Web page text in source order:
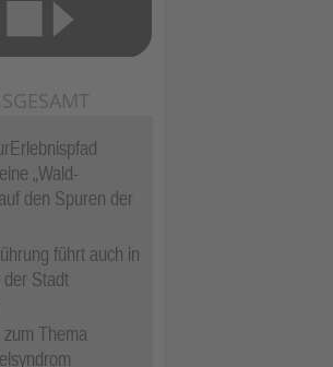
„Wald-
den Spuren der
führt auch in
der Stadt
Thema